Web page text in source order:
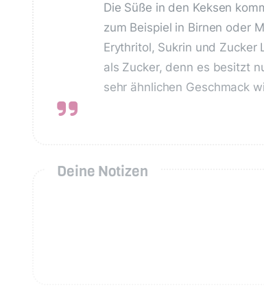
Die Süße in den Keksen
zum Beispiel in Birnen oder
Erythritol, Sukrin und
als Zucker, denn es besitzt
sehr ähnlichen Geschmack
Deine Notizen